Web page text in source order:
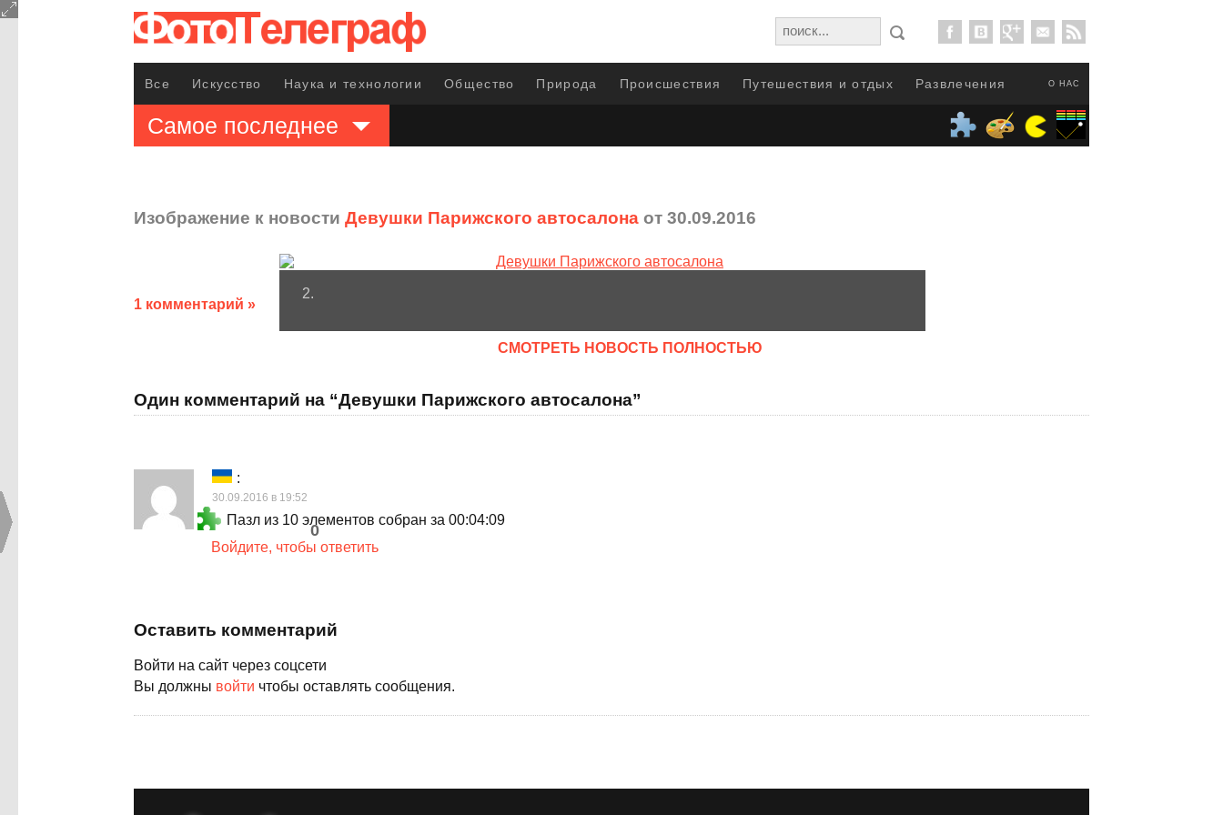
О НАС
Все Искусство Наука и технологии Общество Природа Происшествия Путешествия и отдых Развлечения
Самое последнее
Изображение к новости Девушки Парижского автосалона от 30.09.2016
1 комментарий »
2.
CМОТРЕТЬ НОВОСТЬ ПОЛНОСТЬЮ
Один комментарий на “Девушки Парижского автосалона”
:
30.09.2016 в 19:52
Пазл из 10 элементов собран за 00:04:09
0
Войдите, чтобы ответить
Оставить комментарий
Войти на сайт через соцсети
Вы должны войти чтобы оставлять сообщения.